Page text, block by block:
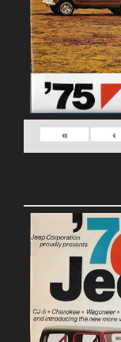
›
»